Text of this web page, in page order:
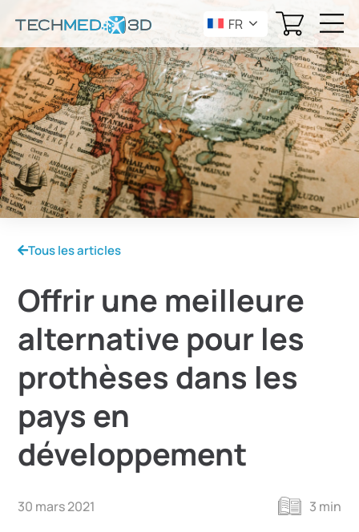
FR
Tous les articles
Offrir une meilleure
alternative pour les
prothèses dans les
pays en
développement
30 mars 2021 3 min